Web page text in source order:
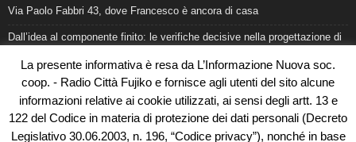
Via Paolo Fabbri 43, dove Francesco è ancora di casa
Dall’idea al componente finito: le verifiche decisive nella progettazione di
Belvedere Marittimo e il report ARPACAL 2026 sulla qualità del mare
Come organizzare e allestire una camera ardente per l’ultimo saluto
Umidità di risalita in casa, come riconoscere i segnali veri
La presente informativa è resa da L’Informazione Nuova soc.
coop. - Radio Città Fujiko e fornisce agli utenti del sito alcune
informazioni relative ai cookie utilizzati, ai sensi degli artt. 13 e
122 del Codice in materia di protezione dei dati personali (Decreto
Legislativo 30.06.2003, n. 196, “Codice privacy”), nonché in base